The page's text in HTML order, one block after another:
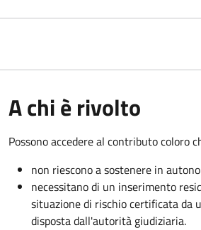
A chi è rivolto
Possono accedere al contributo coloro
non riescono a sostenere in
necessitano di un inserimento
situazione di rischio certificata da
disposta dall'autorità giudiziaria.